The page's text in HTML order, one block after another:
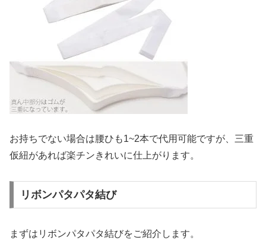
お持ちでない場合は腰ひも1~2本で代用可能ですが、三重
仮紐があれば楽チンきれいに仕上がります。
リボンパタパタ結び
まずはリボンパタパタ結びをご紹介します。